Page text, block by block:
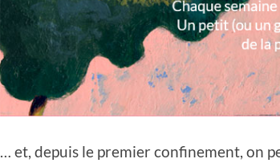
… et, depuis le premier confinement, on